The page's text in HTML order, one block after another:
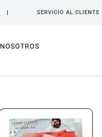
SERVICIO AL CLIENTE
NOSOTROS